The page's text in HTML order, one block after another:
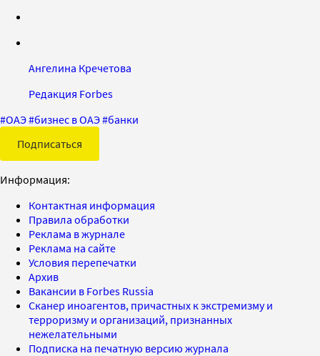
Ангелина Кречетова
Редакция Forbes
#ОАЭ#бизнес в ОАЭ#банки
Подписаться
Информация:
Контактная информация
Правила обработки
Реклама в журнале
Реклама на сайте
Условия перепечатки
Архив
Вакансии в Forbes Russia
Сканер иноагентов, причастных к экстремизму и
терроризму и организаций, признанных
нежелательными
Подписка на печатную версию журнала